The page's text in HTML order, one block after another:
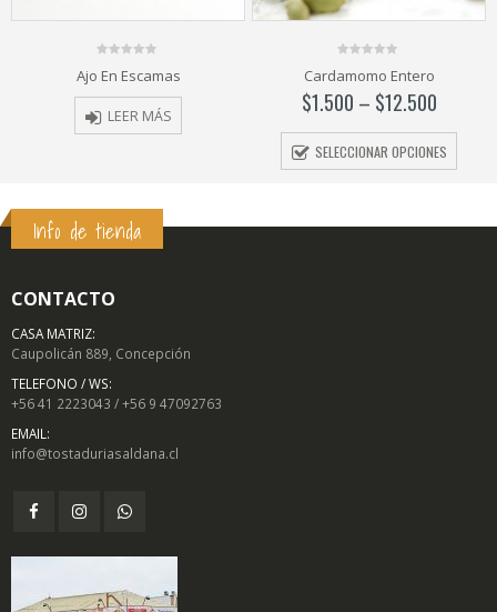
out
Cardamomo Entero
1.500–$12.500
out
of
Ají Seco
$1.250 – $10.000
SELECCIONAR OPCIONES
Info de tienda
CONTACTO
CASA MATRIZ:
Caupolicán 889, Concepción
TELEFONO / WS:
+56 41 2223043 / +56 9 47092763
EMAIL:
info@tostaduriasaldana.cl